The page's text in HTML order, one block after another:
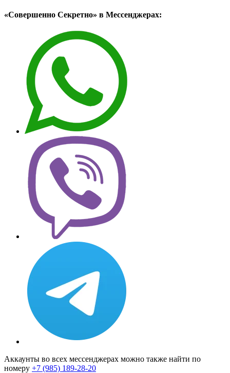
«Совершенно Секретно» в Мессенджерах:
Аккаунты во всех мессенджерах можно также найти по
номеру +7 (985) 189-28-20